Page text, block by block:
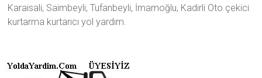
Karaisali, Saimbeyli, Tufanbeyli, İmamoğlu, Kadirli Oto çekici
kurtarma kurtarıcı yol yardım.